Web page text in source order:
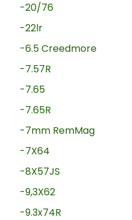
-20/76
-22lr
-6.5 Creedmore
-7.57R
-7.65
-7.65R
-7mm RemMag
-7X64
-8X57JS
-9,3X62
-9.3x74R